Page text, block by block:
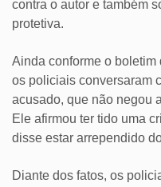
contra o autor e também
protetiva.
Ainda conforme o boletim
os policiais conversaram
acusado, que não negou
Ele afirmou ter tido uma
disse estar arrependido
Diante dos fatos, os